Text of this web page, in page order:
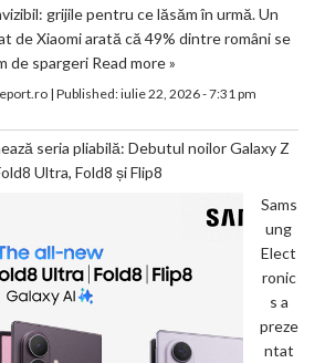
grijile pentru ce lăsăm în urmă. Un
de Xiaomi arată că 49% dintre români se
de spargeri Read more »
| Published:iulie 22, 2026 - 7:31 pm
seria pliabilă: Debutul noilor Galaxy Z
Ultra, Fold8 și Flip8
Sams
ung
Elect
ronic
s a
preze
ntat